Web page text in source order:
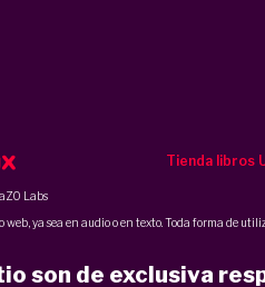
Tienda libros
Labs
ya sea en audio o en texto. Toda forma de
son de exclusiva